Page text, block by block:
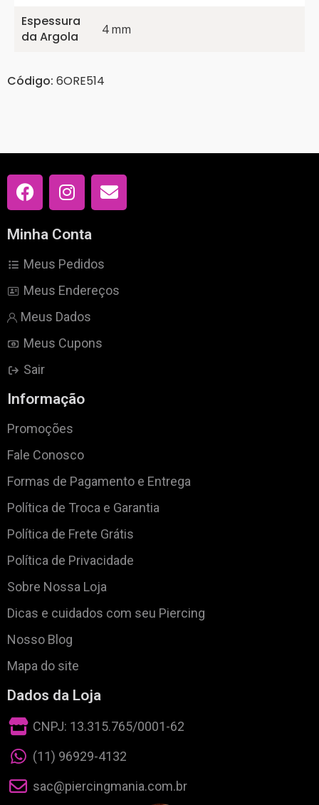
Espessura
da Argola
4 mm
Código: 6ORE514
Minha Conta
Meus Pedidos
Meus Endereços
Meus Dados
Meus Cupons
Sair
Informação
Promoções
Fale Conosco
Formas de Pagamento e Entrega
Política de Troca e Garantia
Política de Frete Grátis
Política de Privacidade
Sobre Nossa Loja
Dicas e cuidados com seu Piercing
Nosso Blog
Mapa do site
Dados da Loja
CNPJ: 13.315.765/0001-62
(11) 96929-4132
sac@piercingmania.com.br